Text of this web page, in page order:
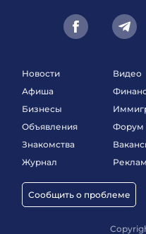
Новости
Афиша
Бизнесы
Объявления
Знакомства
Журнал
Сообщить о проблеме
Видео
Форум